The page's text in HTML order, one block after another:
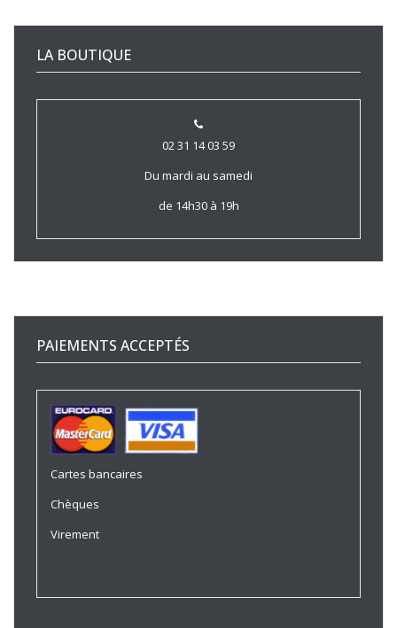
LA BOUTIQUE
02 31 14 03 59
Du mardi au samedi
de 14h30 à 19h
PAIEMENTS ACCEPTÉS
Cartes bancaires
Chèques
Virement